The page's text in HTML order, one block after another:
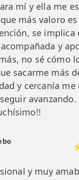
mí y ella me
más valoro
se implica
y
no sé cómo
sacarme más
y cercanía me
avanzando.
y muy